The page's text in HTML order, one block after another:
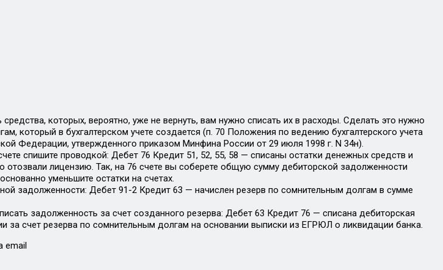
которых, вероятно, уже не вернуть, вам нужно списать их в расходы. Сделать это нужно
который в бухгалтерском учете создается (п. 70 Положения по ведению бухгалтерского учета
Федерации, утвержденного приказом Минфина России от 29 июля 1998 г. N 34н).
спишите проводкой: Дебет 76 Кредит 51, 52, 55, 58 — списаны остатки денежных средств и
отозвали лицензию. Так, на 76 счете вы соберете общую сумму дебиторской задолженности
уменьшите остатки на счетах.
задолженности: Дебет 91-2 Кредит 63 — начислен резерв по сомнительным долгам в сумме
задолженность за счет созданного резерва: Дебет 63 Кредит 76 — списана дебиторская
за счет резерва по сомнительным долгам на основании выписки из ЕГРЮЛ о ликвидации банка.
email